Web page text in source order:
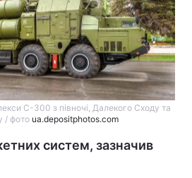
С-300 з півночі, Далекого Сходу та
/ фото ua.depositphotos.com
систем, зазначив